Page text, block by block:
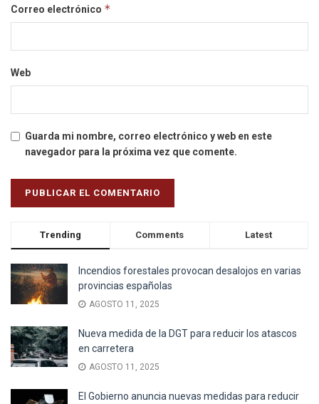
Correo electrónico *
Web
Guarda mi nombre, correo electrónico y web en este
navegador para la próxima vez que comente.
Trending Comments Latest
Incendios forestales provocan desalojos en varias
provincias españolas
AGOSTO 11, 2025
Nueva medida de la DGT para reducir los atascos
en carretera
AGOSTO 11, 2025
El Gobierno anuncia nuevas medidas para reducir